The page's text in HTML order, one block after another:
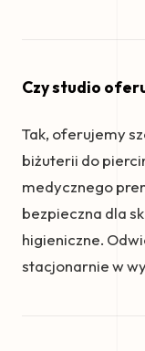
Czy studio
Tak, oferujemy
biżuterii do
medycznego
bezpieczna dla
higieniczne.
stacjonarnie w